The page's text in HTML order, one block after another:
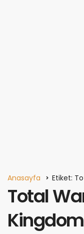
Anasayfa Etiket:
Total